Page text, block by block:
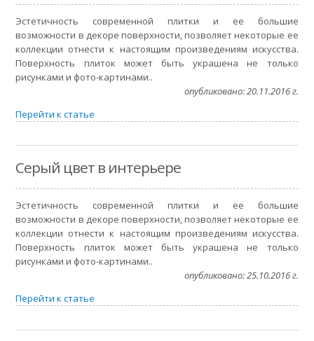
Эстетичность современной плитки и ее большие
возможности в декоре поверхности, позволяет некоторые ее
коллекции отнести к настоящим произведениям искусства.
Поверхность плиток может быть украшена не только
рисунками и фото-картинами..
опубликовано: 20.11.2016 г.
Перейти к статье
Серый цвет в интерьере
Эстетичность современной плитки и ее большие
возможности в декоре поверхности, позволяет некоторые ее
коллекции отнести к настоящим произведениям искусства.
Поверхность плиток может быть украшена не только
рисунками и фото-картинами..
опубликовано: 25.10.2016 г.
Перейти к статье